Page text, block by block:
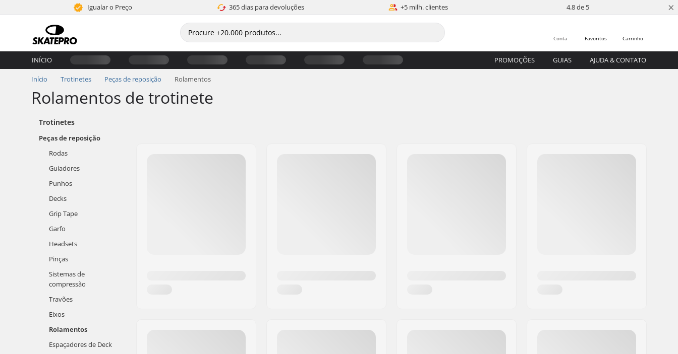
Igualar o Preço 365 dias para devoluções +5 milh. clientes 4.8 de 5 ×
Carrinho
Favoritos
Conta
INÍCIO PROMOÇÕES GUIAS AJUDA & CONTATO
Início Trotinetes Peças de reposição Rolamentos
Rolamentos de trotinete
Trotinetes
Peças de reposição
Rodas
Guiadores
Punhos
Decks
Grip Tape
Garfo
Headsets
Pinças
Sistemas de
compressão
Travões
Eixos
Rolamentos
Espaçadores de Deck